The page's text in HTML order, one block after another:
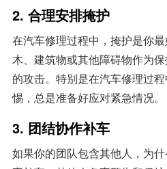
2. 合理安排掩护
在汽车修理过程中，掩护是你
木、建筑物或其他障碍物作为
的攻击。特别是在汽车修理过
惕，总是准备好应对紧急情况。
3. 团结协作补车
如果你的团队包含其他人，为